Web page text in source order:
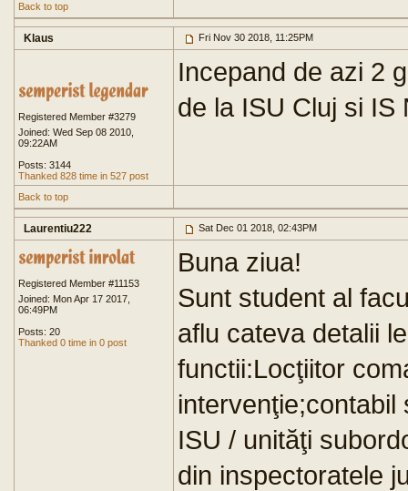
Back to top
Klaus Fri Nov 30 2018, 11:25PM
Registered Member #3279
Joined: Wed Sep 08 2010,
09:22AM
Posts: 3144
Thanked 828 time in 527 post
Incepand de azi 2
de la ISU Cluj si IS
Back to top
Laurentiu222 Sat Dec 01 2018, 02:43PM
Registered Member #11153
Joined: Mon Apr 17 2017,
06:49PM
Posts: 20
Thanked 0 time in 0 post
Buna ziua!
Sunt student al
aflu cateva detalii
functii:Locţiitor
ISU / unităţi
din inspectoratele